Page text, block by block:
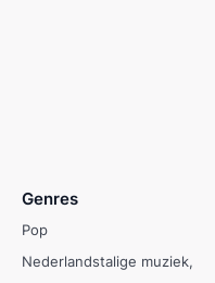
Genres
Pop
Nederlandstalige muziek